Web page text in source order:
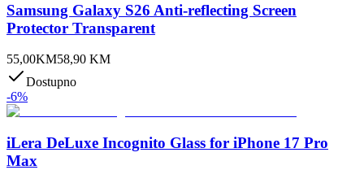
Samsung Galaxy S26 Anti-reflecting Screen
Protector Transparent
55,00KM58,90 KM
Dostupno
-6%
iLera DeLuxe Incognito Glass for iPhone 17 Pro
Max